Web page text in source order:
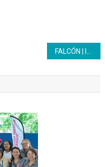
FALCÓN | Inces entregó 1200 certificados con motivo del 1er Aniversario de la Gran Misión Venezuela Mujer